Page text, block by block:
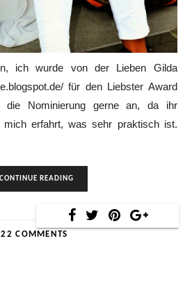
ich wurde von der Lieben Gilda
für den Liebster Award
die Nominierung gerne an, da ihr
mich erfahrt, was sehr praktisch ist.
CONTINUE READING
22 COMMENTS